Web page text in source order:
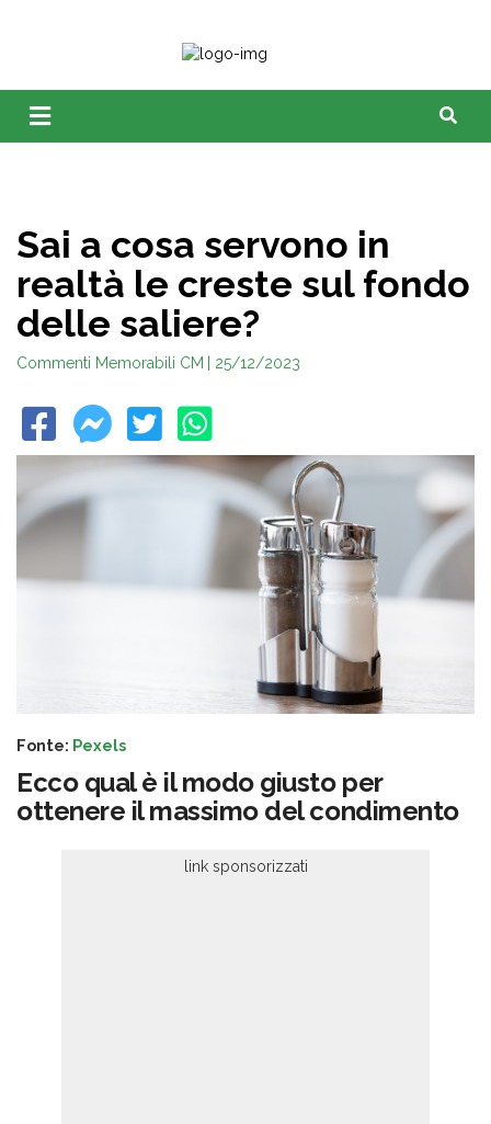
Sai a cosa servono in
realtà le creste sul fondo
delle saliere?
Commenti Memorabili CM | 25/12/2023
Fonte: Pexels
Ecco qual è il modo giusto per
ottenere il massimo del condimento